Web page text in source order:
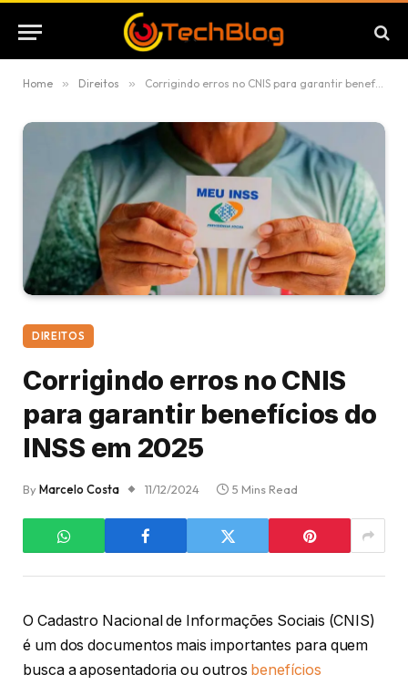
Home » Direitos » Corrigindo erros no CNIS para garantir benefícios do INSS em 2025
DIREITOS
Corrigindo erros no CNIS
para garantir benefícios do
INSS em 2025
ByMarcelo Costa 11/12/2024 5 Mins Read
O Cadastro Nacional de Informações Sociais (CNIS)
é um dos documentos mais importantes para quem
busca a aposentadoria ou outros benefícios